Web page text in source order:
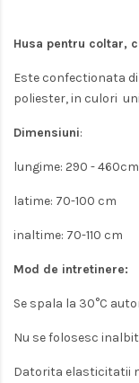
Husa pentru coltar,
Este confectionata
poliester, in culori
Dimensiuni:
lungime: 290 - 460cm
latime: 70-100 cm
inaltime: 70-110 cm
Mod de intretinere:
Se spala la 30°C
Nu se folosesc
Datorita elasticitatii